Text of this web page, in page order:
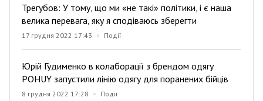
Трегубов: У тому, що ми «не такі» політики, і є наша
велика перевага, яку я сподіваюсь зберегти
17 грудня 2022 17:43 Події
Юрій Гудименко в колаборації з брендом одягу
POHUY запустили лінію одягу для поранених бійців
8 грудня 2022 17:28 Події